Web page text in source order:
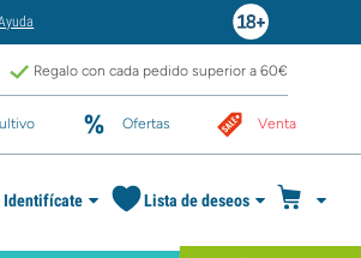
Regalo con cada pedido superior a 60€
Ofertas Venta
Identifícate Lista de deseos